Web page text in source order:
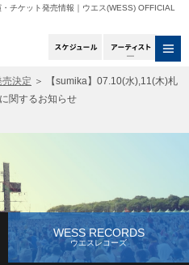
チケット発売情報｜ウエス(WESS) OFFICIAL
スケジュールアー
決定 ＞
【sumika】07.10(水),11(木)札
関するお知らせ
WESS RECORDS
ウエスレコーズ